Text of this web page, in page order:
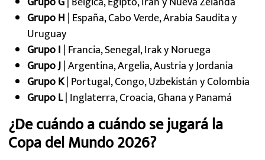
Grupo H | España, Cabo Verde, Arabia Saudita y
Uruguay
Grupo I | Francia, Senegal, Irak y Noruega
Grupo J| Argentina, Argelia, Austria y Jordania
Grupo K| Portugal, Congo, Uzbekistán y Colombia
Grupo L| Inglaterra, Croacia, Ghana y Panamá
¿De cuándo a cuándo se jugará la
Copa del Mundo 2026?